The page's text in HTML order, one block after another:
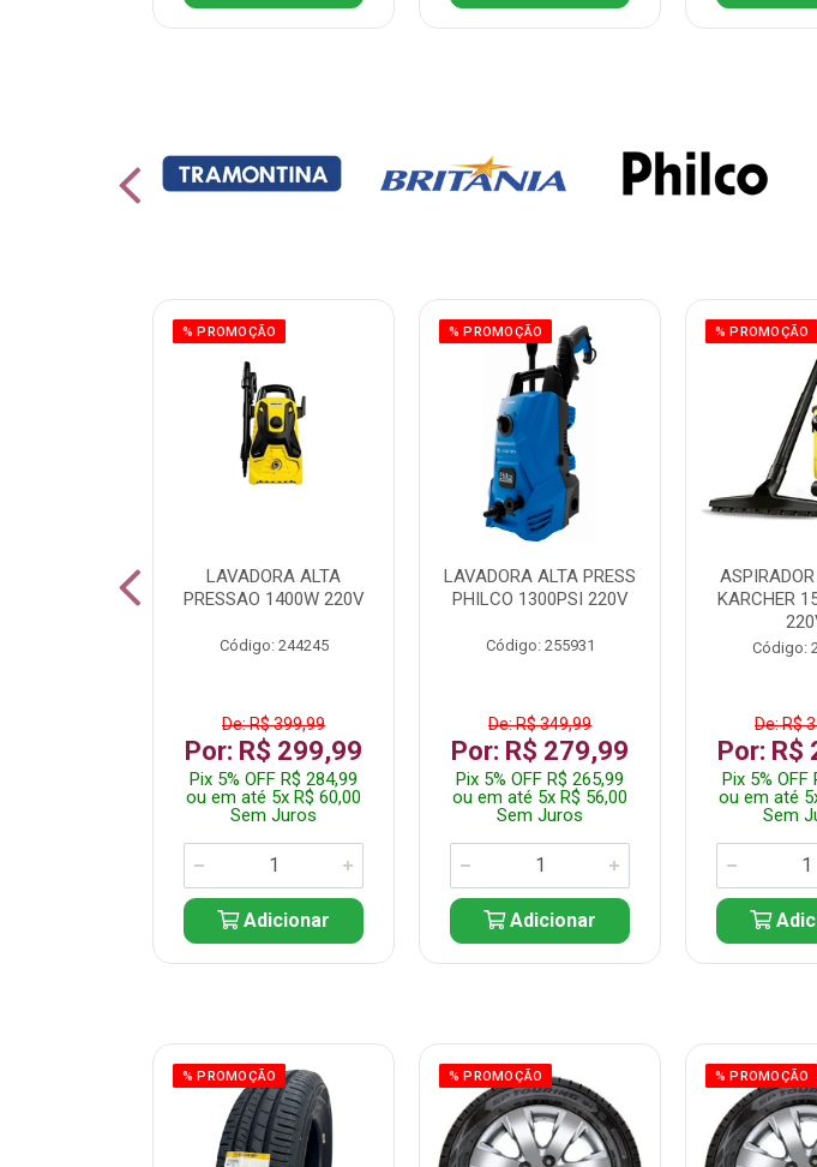
% PROMOÇÃO
LAVADORA ALTA
PRESSAO 1400W 220V
Código: 244245
De: R$ 399,99
Por: R$ 299,99
Pix 5% OFF R$ 284,99
ou em até 5x R$ 60,00
Sem Juros
Adicionar
% PROMOÇÃO
LAVADORA ALTA PRESS
PHILCO 1300PSI 220V
Código: 255931
De: R$ 349,99
Por: R$ 279,99
Pix 5% OFF R$ 265,99
ou em até 5x R$ 56,00
Sem Juros
Adicionar
% PROMOÇÃO
KARCHER
Código:
De: R$
Por: R$
Pix 5% OFF
ou em até
Sem
% PROMOÇÃO % PROMOÇÃO % PROMOÇÃO